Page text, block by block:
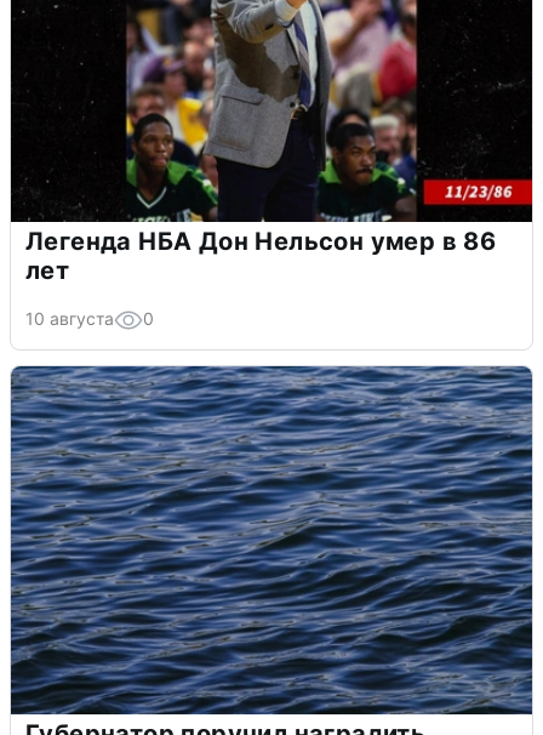
Легенда НБА Дон Нельсон умер в 86
лет
10 августа 0